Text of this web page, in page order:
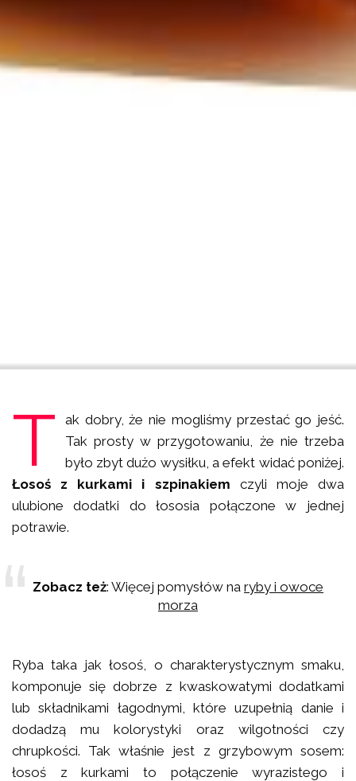
T
ak dobry, że nie mogliśmy przestać go jeść.
Tak prosty w przygotowaniu, że nie trzeba
było zbyt dużo wysiłku, a efekt widać poniżej.
Łosoś z kurkami i szpinakiem czyli moje dwa
ulubione dodatki do łososia połączone w jednej
potrawie.
Zobacz też: Więcej pomysłów naryby i owoce
morza
Ryba taka jak łosoś, o charakterystycznym smaku,
komponuje się dobrze z kwaskowatymi dodatkami
lub składnikami łagodnymi, które uzupełnią danie i
dodadzą mu kolorystyki oraz wilgotności czy
chrupkości. Tak właśnie jest z grzybowym sosem:
łosoś z kurkami to połączenie wyrazistego i